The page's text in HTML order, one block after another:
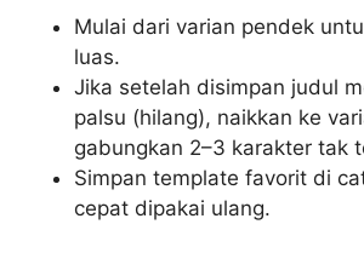
Mulai dari varian pendek
luas.
Jika setelah disimpan judul
palsu (hilang), naikkan ke
gabungkan 2–3 karakter tak
Simpan template favorit di
cepat dipakai ulang.